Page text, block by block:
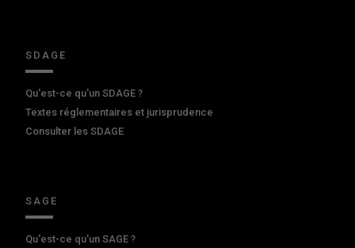
SDAGE
Qu'est-ce qu'un SDAGE ?
Textes réglementaires et jurisprudence
Consulter les SDAGE
SAGE
Qu'est-ce qu'un SAGE ?